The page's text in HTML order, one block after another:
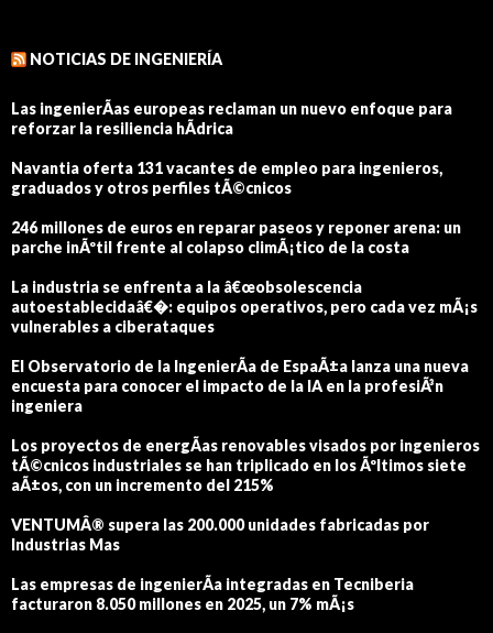
NOTICIAS DE INGENIERÍA
Las ingenierÃ­as europeas reclaman un nuevo enfoque para
reforzar la resiliencia hÃ­drica
Navantia oferta 131 vacantes de empleo para ingenieros,
graduados y otros perfiles tÃ©cnicos
246 millones de euros en reparar paseos y reponer arena: un
parche inÃºtil frente al colapso climÃ¡tico de la costa
La industria se enfrenta a la â€œobsolescencia
autoestablecidaâ€�: equipos operativos, pero cada vez mÃ¡s
vulnerables a ciberataques
El Observatorio de la IngenierÃ­a de EspaÃ±a lanza una nueva
encuesta para conocer el impacto de la IA en la profesiÃ³n
ingeniera
Los proyectos de energÃ­as renovables visados por ingenieros
tÃ©cnicos industriales se han triplicado en los Ãºltimos siete
aÃ±os, con un incremento del 215%
VENTUMÂ® supera las 200.000 unidades fabricadas por
Industrias Mas
Las empresas de ingenierÃ­a integradas en Tecniberia
facturaron 8.050 millones en 2025, un 7% mÃ¡s